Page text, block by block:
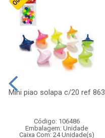
Mini piao solapa c/20 ref 863
Código: 106486
Embalagem: Unidade
Caixa Com: 24 Unidade(s)